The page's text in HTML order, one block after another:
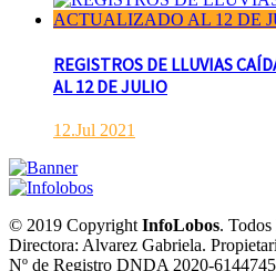
REGISTROS DE LLUVIAS
AL 12 DE JULIO
12.Jul 2021
© 2019 CopyrightInfoLobos. Todos
Directora: Alvarez Gabriela.
Nº de Registro DNDA 2020-